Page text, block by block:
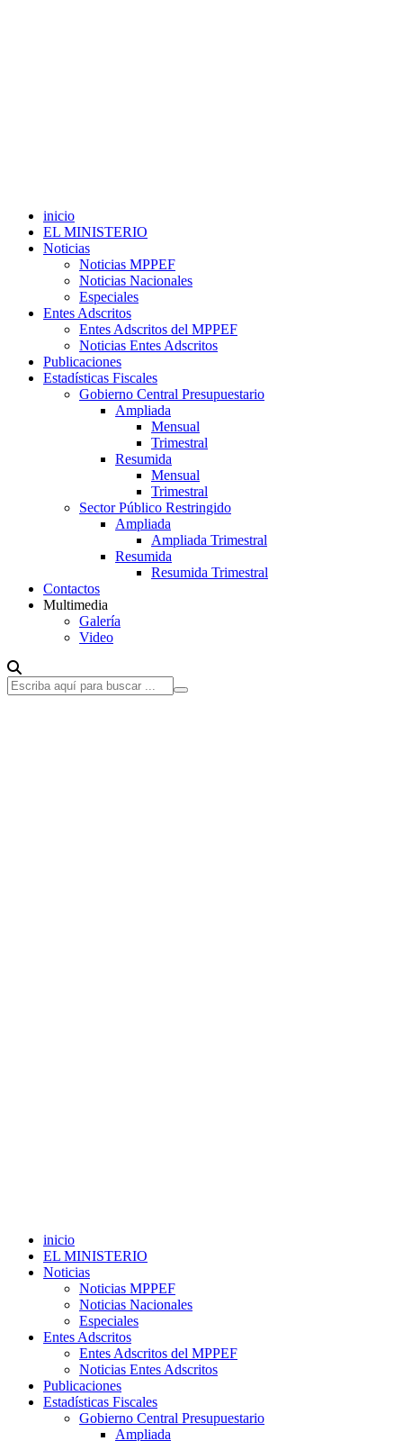
inicio
EL MINISTERIO
Noticias
Noticias MPPEF
Noticias Nacionales
Especiales
Entes Adscritos
Entes Adscritos del MPPEF
Noticias Entes Adscritos
Publicaciones
Estadísticas Fiscales
Gobierno Central Presupuestario
Ampliada
Mensual
Trimestral
Resumida
Mensual
Trimestral
Sector Público Restringido
Ampliada
Ampliada Trimestral
Resumida
Resumida Trimestral
Contactos
Multimedia
Galería
Video
inicio
EL MINISTERIO
Noticias
Noticias MPPEF
Noticias Nacionales
Especiales
Entes Adscritos
Entes Adscritos del MPPEF
Noticias Entes Adscritos
Publicaciones
Estadísticas Fiscales
Gobierno Central Presupuestario
Ampliada